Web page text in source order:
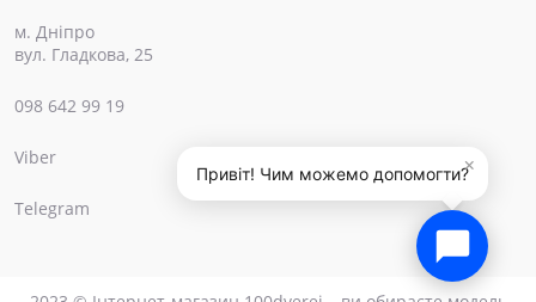
×
Привіт! Чим можемо допомогти?
м. Дніпро
вул. Гладкова, 25
098 642 99 19
Viber
Telegram